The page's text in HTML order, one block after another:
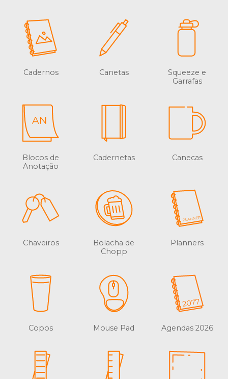
Cadernos Canetas
Squeeze e
Garrafas
Blocos de
Anotação
Cadernetas Canecas
Chaveiros
Bolacha de
Chopp
Planners
Copos Mouse Pad Agendas 2026